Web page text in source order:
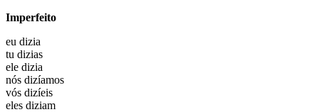
Imperfeito
eu dizia
tu dizias
ele dizia
nós dizíamos
vós dizíeis
eles diziam